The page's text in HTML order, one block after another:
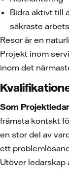
Bidra aktivt till
säkraste
Resor är en
Projekt inom
inom det
Som
främsta kontakt
en stor del av
ett
Utöver ledarskap